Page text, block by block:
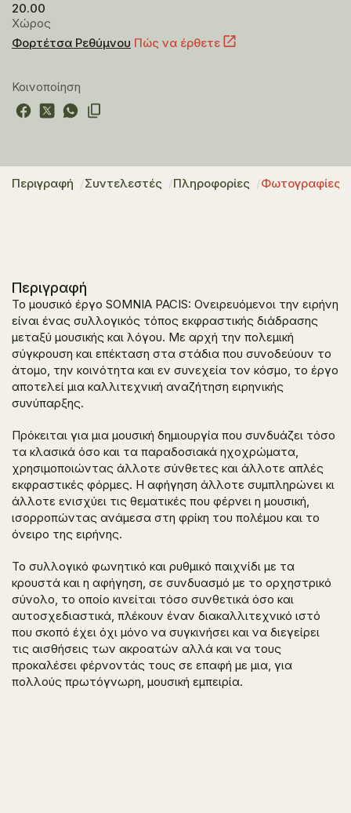
20.00
Χώρος
Φορτέτσα Ρεθύμνου Πώς να έρθετε
Κοινοποίηση
Περιγραφή Συντελεστές Πληροφορίες Φωτογραφίες
Περιγραφή
Το μουσικό έργο SOMNIA PACIS: Oνειρευόμενοι την ειρήνη
είναι ένας συλλογικός τόπος εκφραστικής διάδρασης
μεταξύ μουσικής και λόγου. Με αρχή την πολεμική
σύγκρουση και επέκταση στα στάδια που συνοδεύουν το
άτομο, την κοινότητα και εν συνεχεία τον κόσμο, το έργο
αποτελεί μια καλλιτεχνική αναζήτηση ειρηνικής
συνύπαρξης.
Πρόκειται για μια μουσική δημιουργία που συνδυάζει τόσο
τα κλασικά όσο και τα παραδοσιακά ηχοχρώματα,
χρησιμοποιώντας άλλοτε σύνθετες και άλλοτε απλές
εκφραστικές φόρμες. Η αφήγηση άλλοτε συμπληρώνει κι
άλλοτε ενισχύει τις θεματικές που φέρνει η μουσική,
ισορροπώντας ανάμεσα στη φρίκη του πολέμου και το
όνειρο της ειρήνης.
Το συλλογικό φωνητικό και ρυθμικό παιχνίδι με τα
κρουστά και η αφήγηση, σε συνδυασμό με το ορχηστρικό
σύνολο, το οποίο κινείται τόσο συνθετικά όσο και
αυτοσχεδιαστικά, πλέκουν έναν διακαλλιτεχνικό ιστό
που σκοπό έχει όχι μόνο να συγκινήσει και να διεγείρει
τις αισθήσεις των ακροατών αλλά και να τους
προκαλέσει φέρνοντάς τους σε επαφή με μια, για
πολλούς πρωτόγνωρη, μουσική εμπειρία.